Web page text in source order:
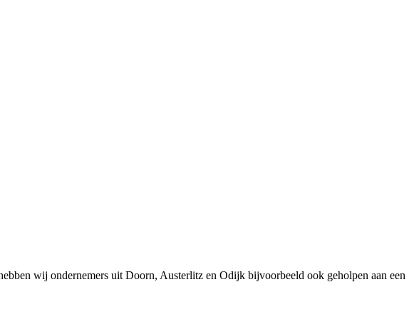
wij ondernemers uit Doorn, Austerlitz en Odijk bijvoorbeeld ook geholpen aan een